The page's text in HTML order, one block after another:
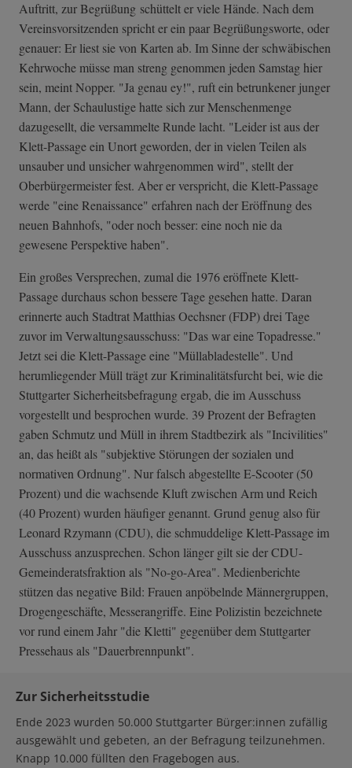
Auftritt, zur Begrüßung schüttelt er viele Hände. Nach dem
Vereinsvorsitzenden spricht er ein paar Begrüßungsworte, oder
genauer: Er liest sie von Karten ab. Im Sinne der schwäbischen
Kehrwoche müsse man streng genommen jeden Samstag hier
sein, meint Nopper. "Ja genau ey!", ruft ein betrunkener junger
Mann, der Schaulustige hatte sich zur Menschenmenge
dazugesellt, die versammelte Runde lacht. "Leider ist aus der
Klett-Passage ein Unort geworden, der in vielen Teilen als
unsauber und unsicher wahrgenommen wird", stellt der
Oberbürgermeister fest. Aber er verspricht, die Klett-Passage
werde "eine Renaissance" erfahren nach der Eröffnung des
neuen Bahnhofs, "oder noch besser: eine noch nie da
gewesene Perspektive haben".
Ein großes Versprechen, zumal die 1976 eröffnete Klett-
Passage durchaus schon bessere Tage gesehen hatte. Daran
erinnerte auch Stadtrat Matthias Oechsner (FDP) drei Tage
zuvor im Verwaltungsausschuss: "Das war eine Topadresse."
Jetzt sei die Klett-Passage eine "Müllabladestelle". Und
herumliegender Müll trägt zur Kriminalitätsfurcht bei, wie die
Stuttgarter Sicherheitsbefragung ergab, die im Ausschuss
vorgestellt und besprochen wurde. 39 Prozent der Befragten
gaben Schmutz und Müll in ihrem Stadtbezirk als "Incivilities"
an, das heißt als "subjektive Störungen der sozialen und
normativen Ordnung". Nur falsch abgestellte E-Scooter (50
Prozent) und die wachsende Kluft zwischen Arm und Reich
(40 Prozent) wurden häufiger genannt. Grund genug also für
Leonard Rzymann (CDU), die schmuddelige Klett-Passage im
Ausschuss anzusprechen. Schon länger gilt sie der CDU-
Gemeinderatsfraktion als "No-go-Area". Medienberichte
stützen das negative Bild: Frauen anpöbelnde Männergruppen,
Drogengeschäfte, Messerangriffe. Eine Polizistin bezeichnete
vor rund einem Jahr "die Kletti" gegenüber dem Stuttgarter
Pressehaus als "Dauerbrennpunkt".
Zur Sicherheitsstudie
Ende 2023 wurden 50.000 Stuttgarter Bürger:innen zufällig
ausgewählt und gebeten, an der Befragung teilzunehmen.
Knapp 10.000 füllten den Fragebogen aus.